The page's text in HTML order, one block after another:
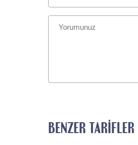
BENZER TARIFLER